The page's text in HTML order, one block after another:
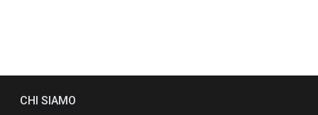
CHI SIAMO